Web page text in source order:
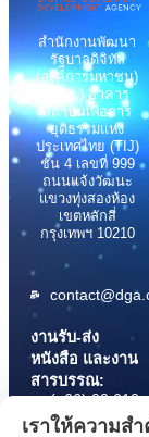
สำนักงานพัฒนา
รัฐบาลดิจิทัล
(องค์การมหาชน)
(สพร.) อาคาร
สถาบันเพื่อการ
ยุติธรรมแห่ง
ประเทศไทย (TIJ)
ชั้น 4 เลขที่ 999
ถนนแจ้งวัฒนะ
แขวงทุ่งสองห้อง
เขตหลักสี่
กรุงเทพฯ 10210
งานรับ-ส่ง
หนังสือ และงาน
สารบรรณ:
(+66) 02 612
6000
เราให้ความส